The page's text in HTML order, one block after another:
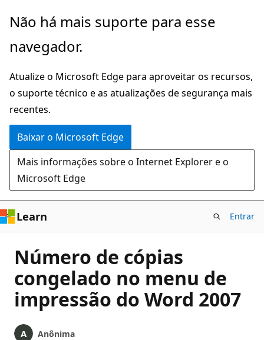
Pular
o
principal
Não há mais suporte para esse
navegador.
Atualize o Microsoft Edge para aproveitar os recursos,
o suporte técnico e as atualizações de segurança mais
recentes.
Baixar o Microsoft Edge
Mais informações sobre o Internet Explorer e o
Microsoft Edge
Learn Entrar
Número de cópias
congelado no menu de
impressão do Word 2007
Anônima